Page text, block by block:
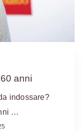
anni
indossare?
…